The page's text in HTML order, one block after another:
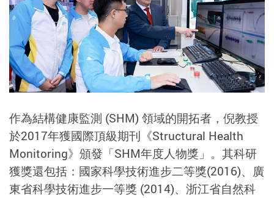
作為結構健康監測 (SHM) 領域的開拓者，倪教授
於2017年獲國際頂級期刊《Structural Health
Monitoring》頒發「SHM年度人物獎」。其科研
獲獎還包括：國家科學技術進步二等獎(2016)、廣
東省科學技術進步一等獎 (2014)、浙江省自然科